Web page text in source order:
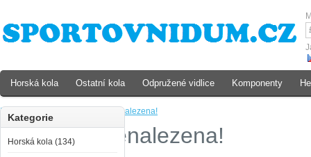
Kategorie
Horská kola (134)
Domů Kategorie nenalezena!
Kategorie nenalezena!
Horská kola Ostatní kola Odpružené vidlice Komponenty